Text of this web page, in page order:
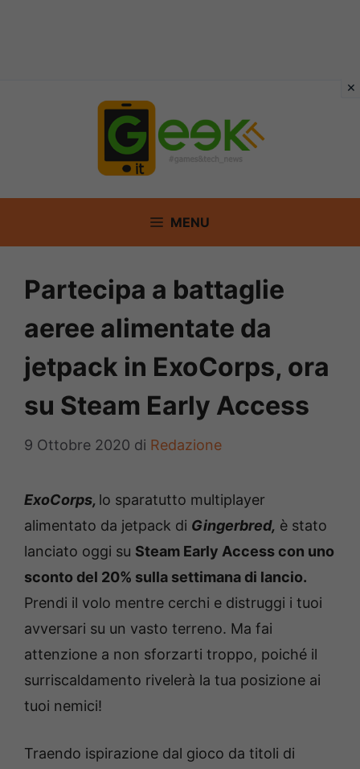
MENU
Partecipa a battaglie
aeree alimentate da
jetpack in ExoCorps, ora
su Steam Early Access
9 Ottobre 2020 di Redazione
ExoCorps, lo sparatutto multiplayer
alimentato da jetpack di Gingerbred, è stato
lanciato oggi su Steam Early Access con uno
sconto del 20% sulla settimana di lancio.
Prendi il volo mentre cerchi e distruggi i tuoi
avversari su un vasto terreno. Ma fai
attenzione a non sforzarti troppo, poiché il
surriscaldamento rivelerà la tua posizione ai
tuoi nemici!
Traendo ispirazione dal gioco da titoli di